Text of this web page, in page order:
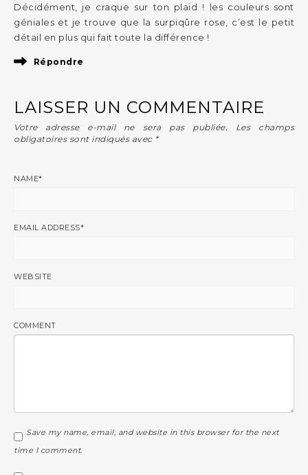
Décidément, je craque sur ton plaid ! les couleurs sont
géniales et je trouve que la surpiqûre rose, c’est le petit
détail en plus qui fait toute la différence !
Répondre
LAISSER UN COMMENTAIRE
Votre adresse e-mail ne sera pas publiée.
Les champs
obligatoires sont indiqués avec *
NAME*
EMAIL ADDRESS*
WEBSITE
COMMENT
Save my name, email, and website in this browser for the next
time I comment.